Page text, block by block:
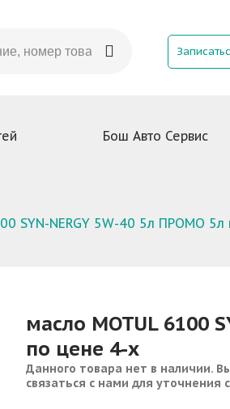
Бош Авто Сервис
SYN-NERGY 5W-40 5л ПРОМО
масло MOTUL 6100
по цене 4-х
Данного товара нет в наличии.
связаться с нами для уточнения